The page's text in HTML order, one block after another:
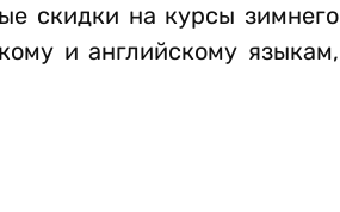
скидки на курсы зимнего
и английскому языкам,